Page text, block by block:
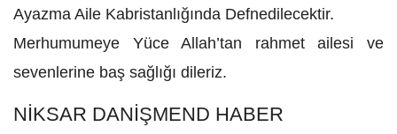
Ayazma Aile Kabristanlığında Defnedilecektir.
Merhumumeye Yüce Allah’tan rahmet ailesi ve
sevenlerine baş sağlığı dileriz.
NİKSAR DANİŞMEND HABER